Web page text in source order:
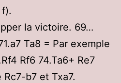
la victoire. 69…
Ta8 = Par exemple
Rf6 74.Ta6+ Re7
Rc7-b7 et Txa7.